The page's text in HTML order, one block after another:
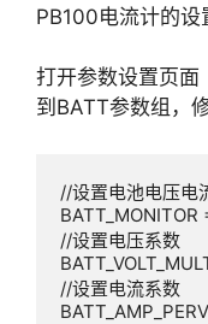
PB100电流计的设
打开参数设置页
到BATT参数组，
//设置电池电压电
BATT_MONITOR
//设置电压系数
//设置电流系数